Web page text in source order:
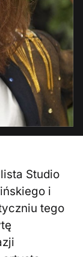
Studio
i
tego